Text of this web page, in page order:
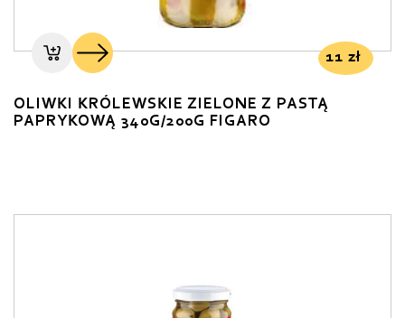
11 zł
OLIWKI KRÓLEWSKIE ZIELONE Z PASTĄ
PAPRYKOWĄ 340G/200G FIGARO